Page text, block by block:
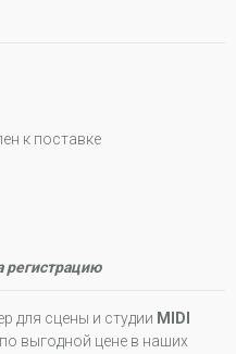
к поставке
регистрацию
для сцены и студии MIDI
выгодной цене в наших